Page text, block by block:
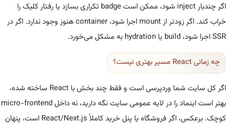
اگر چندبار inject شود، ممکن است badge تکراری بسازد یا رفتار کلیک را
خراب کند. اگر زودتر از mount اجرا شود، container هنوز وجود ندارد. اگر در
اگر کل سایت شما وردپرسی است و فقط چند بخش با React ساخته شده،
بهتر است اینماد را در لایه عمومی سایت نگه دارید، نه داخل micro-frontend
کوچک. برعکس، اگر فروشگاه یا پنل خرید کاملاً React/Next.js است، پنهان